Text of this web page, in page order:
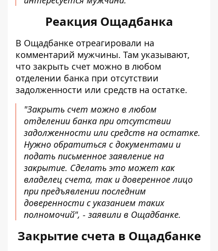
Реакция Ощадбанка
В Ощадбанке отреагировали на
комментарий мужчины. Там указывают,
что закрыть счет можно в любом
отделении банка при отсутствии
задолженности или средств на остатке.
"Закрыть счет можно в любом
отделении банка при отсутствии
задолженности или средств на остатке.
Нужно обратиться с документами и
подать письменное заявление на
закрытие. Сделать это может как
владелец счета, так и доверенное лицо
при предъявлении последним
доверенности с указанием таких
полномочий", - заявили в Ощадбанке.
Закрытие счета в Ощадбанке